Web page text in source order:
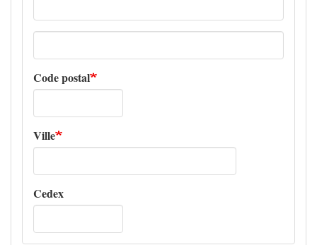
Adresse
Code postal
Ville
Cedex